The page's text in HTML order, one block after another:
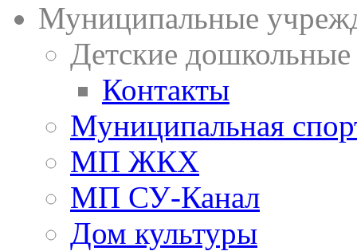
Муниципальные
Детские
Контакты
Муниципальная
МП ЖКХ
МП СУ-Канал
Дом культуры